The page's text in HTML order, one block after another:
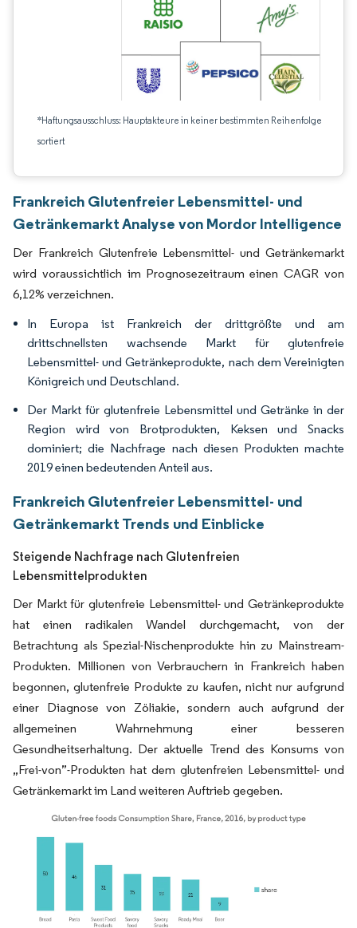
*Haftungsausschluss: Hauptakteure in keiner bestimmten Reihenfolge
sortiert
Frankreich Glutenfreier Lebensmittel- und
Getränkemarkt Analyse von Mordor Intelligence
Der Frankreich Glutenfreie Lebensmittel- und Getränkemarkt
wird voraussichtlich im Prognosezeitraum einen CAGR von
6,12% verzeichnen.
In Europa ist Frankreich der drittgrößte und am
drittschnellsten wachsende Markt für glutenfreie
Lebensmittel- und Getränkeprodukte, nach dem Vereinigten
Königreich und Deutschland.
Der Markt für glutenfreie Lebensmittel und Getränke in der
Region wird von Brotprodukten, Keksen und Snacks
dominiert; die Nachfrage nach diesen Produkten machte
2019 einen bedeutenden Anteil aus.
Frankreich Glutenfreier Lebensmittel- und
Getränkemarkt Trends und Einblicke
Steigende Nachfrage nach Glutenfreien
Lebensmittelprodukten
Der Markt für glutenfreie Lebensmittel- und Getränkeprodukte
hat einen radikalen Wandel durchgemacht, von der
Betrachtung als Spezial-Nischenprodukte hin zu Mainstream-
Produkten. Millionen von Verbrauchern in Frankreich haben
begonnen, glutenfreie Produkte zu kaufen, nicht nur aufgrund
einer Diagnose von Zöliakie, sondern auch aufgrund der
allgemeinen Wahrnehmung einer besseren
Gesundheitserhaltung. Der aktuelle Trend des Konsums von
„Frei-von”-Produkten hat dem glutenfreien Lebensmittel- und
Getränkemarkt im Land weiteren Auftrieb gegeben.